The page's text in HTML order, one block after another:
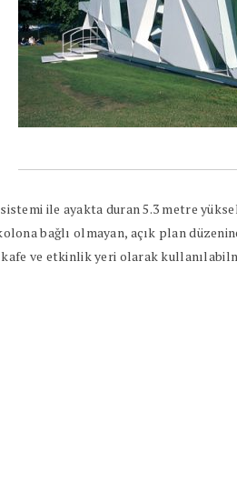
ile ayakta duran 5.3 metre
bağlı olmayan, açık plan
kafe ve etkinlik yeri olarak